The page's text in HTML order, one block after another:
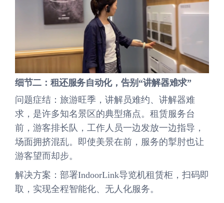
细节二：租还服务自动化，告别“讲解器难求”
问题症结：旅游旺季，讲解员难约、讲解器难
求，是许多知名景区的典型痛点。租赁服务台
前，游客排长队，工作人员一边发放一边指导，
场面拥挤混乱。即使美景在前，服务的掣肘也让
游客望而却步。
解决方案：部署IndoorLink导览机租赁柜，扫码即
取，实现全程智能化、无人化服务。